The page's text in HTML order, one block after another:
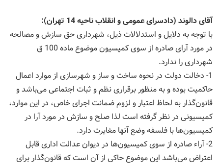
آقای دالوند (دادسرای عمومی و انقلاب ناحیه 14 تهران):
با توجه به دلایل و استدلالات ذیل، شهرداری حق سازش و مصالحه
در مورد آرای صادره از سوی كمیسیون موضوع ماده 100 ق
شهرداری را ندارد.
1- دخالت دولت در نحوه ساخت و ساز و شهرسازی از موارد اعمال
حاكمیت بوده و به منظور برقراری نظم و ثبات اجتماعی می‌باشد و
قانون‌گذار به لحاظ اعتبار و لزوم ضمانت اجرای خاص، در این موارد،
كمیسیونی در نظر گرفته است لذا صلح و سازش در مورد آرا در
كمیسیون‌ها با فلسفه وضع آنها مغایرت دارد.
2- آراء صادره از سوی كمیسیون‌ها در دیوان عدالت اداری قابل
اعتراض می‌باشد این موضوع حاكی از آن است كه قانون‌گذار برای